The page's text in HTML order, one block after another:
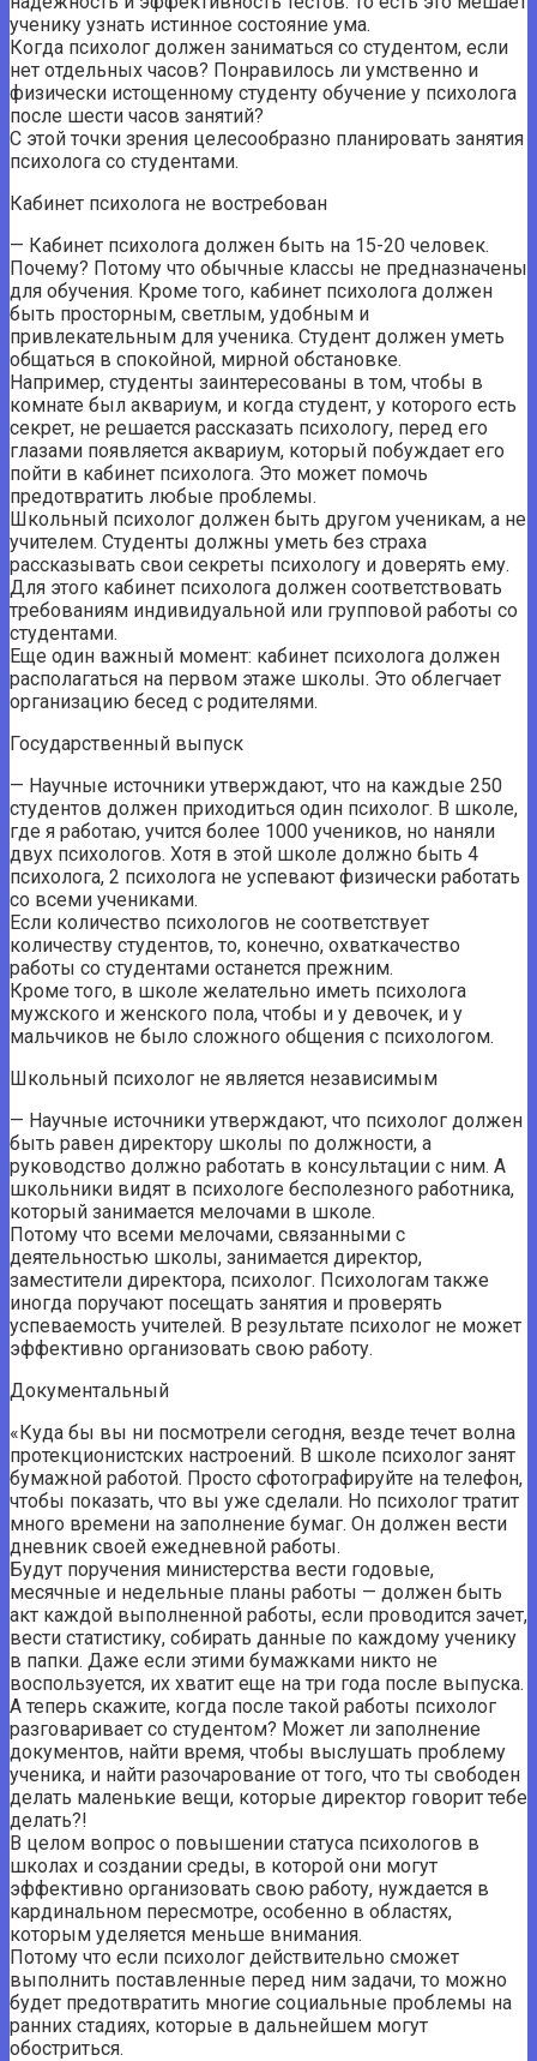
ученику узнать истинное состояние ума.
Когда психолог должен заниматься со студентом, если
нет отдельных часов? Понравилось ли умственно и
физически истощенному студенту обучение у психолога
после шести часов занятий?
С этой точки зрения целесообразно планировать занятия
психолога со студентами.
Кабинет психолога не востребован
— Кабинет психолога должен быть на 15-20 человек.
Почему? Потому что обычные классы не предназначены
для обучения. Кроме того, кабинет психолога должен
быть просторным, светлым, удобным и
привлекательным для ученика. Студент должен уметь
общаться в спокойной, мирной обстановке.
Например, студенты заинтересованы в том, чтобы в
комнате был аквариум, и когда студент, у которого есть
секрет, не решается рассказать психологу, перед его
глазами появляется аквариум, который побуждает его
пойти в кабинет психолога. Это может помочь
предотвратить любые проблемы.
Школьный психолог должен быть другом ученикам, а не
учителем. Студенты должны уметь без страха
рассказывать свои секреты психологу и доверять ему.
Для этого кабинет психолога должен соответствовать
требованиям индивидуальной или групповой работы со
студентами.
Еще один важный момент: кабинет психолога должен
располагаться на первом этаже школы. Это облегчает
организацию бесед с родителями.
Государственный выпуск
— Научные источники утверждают, что на каждые 250
студентов должен приходиться один психолог. В школе,
где я работаю, учится более 1000 учеников, но наняли
двух психологов. Хотя в этой школе должно быть 4
психолога, 2 психолога не успевают физически работать
со всеми учениками.
Если количество психологов не соответствует
количеству студентов, то, конечно, охваткачество
работы со студентами останется прежним.
Кроме того, в школе желательно иметь психолога
мужского и женского пола, чтобы и у девочек, и у
мальчиков не было сложного общения с психологом.
Школьный психолог не является независимым
— Научные источники утверждают, что психолог должен
быть равен директору школы по должности, а
руководство должно работать в консультации с ним. А
школьники видят в психологе бесполезного работника,
который занимается мелочами в школе.
Потому что всеми мелочами, связанными с
деятельностью школы, занимается директор,
заместители директора, психолог. Психологам также
иногда поручают посещать занятия и проверять
успеваемость учителей. В результате психолог не может
эффективно организовать свою работу.
Документальный
«Куда бы вы ни посмотрели сегодня, везде течет волна
протекционистских настроений. В школе психолог занят
бумажной работой. Просто сфотографируйте на телефон,
чтобы показать, что вы уже сделали. Но психолог тратит
много времени на заполнение бумаг. Он должен вести
дневник своей ежедневной работы.
Будут поручения министерства вести годовые,
месячные и недельные планы работы — должен быть
акт каждой выполненной работы, если проводится зачет,
вести статистику, собирать данные по каждому ученику
в папки. Даже если этими бумажками никто не
воспользуется, их хватит еще на три года после выпуска.
А теперь скажите, когда после такой работы психолог
разговаривает со студентом? Может ли заполнение
документов, найти время, чтобы выслушать проблему
ученика, и найти разочарование от того, что ты свободен
делать маленькие вещи, которые директор говорит тебе
делать?!
В целом вопрос о повышении статуса психологов в
школах и создании среды, в которой они могут
эффективно организовать свою работу, нуждается в
кардинальном пересмотре, особенно в областях,
которым уделяется меньше внимания.
Потому что если психолог действительно сможет
выполнить поставленные перед ним задачи, то можно
будет предотвратить многие социальные проблемы на
ранних стадиях, которые в дальнейшем могут
обостриться.